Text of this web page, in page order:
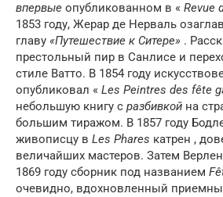
впервые опубликованном в « Revue
1853 году, Жерар де Нерваль
главу «Путешествие к Ситере» .
престольный пир в Санлисе и
стиле Ватто. В 1854 году
опубликовал « Les Peintres des fête
небольшую книгу с разбивкой на
большим тиражом. В 1857 году
живописцу в Les Phares катрен ,
величайших мастеров. Затем
1869 году сборник под названием
очевидно, вдохновленный